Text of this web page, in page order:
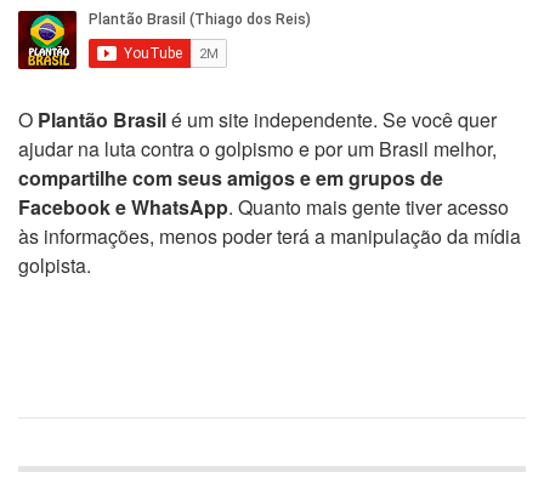
O Plantão Brasilé um site independente. Se você quer
ajudar na luta contra o golpismo e por um Brasil melhor,
compartilhe com seus amigos e em grupos de
Facebook e WhatsApp. Quanto mais gente tiver acesso
às informações, menos poder terá a manipulação da mídia
golpista.